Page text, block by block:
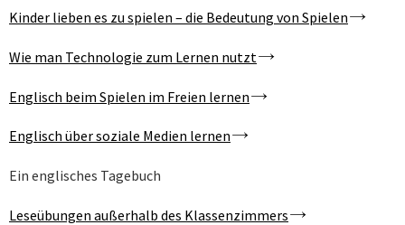
Kinder lieben es zu spielen – die Bedeutung von Spielen
Wie man Technologie zum Lernen nutzt
Englisch beim Spielen im Freien lernen
Englisch über soziale Medien lernen
Ein englisches Tagebuch
Leseübungen außerhalb des Klassenzimmers